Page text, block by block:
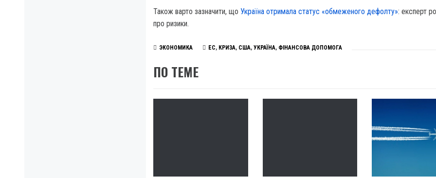
Також варто зазначити, що Україна отримала статус «обмеженого дефолту»: експерт
про ризики.
ЭКОНОМИКА ЕС, КРИЗА, США, УКРАЇНА, ФІНАНСОВА ДОПОМОГА
ПО ТЕМЕ